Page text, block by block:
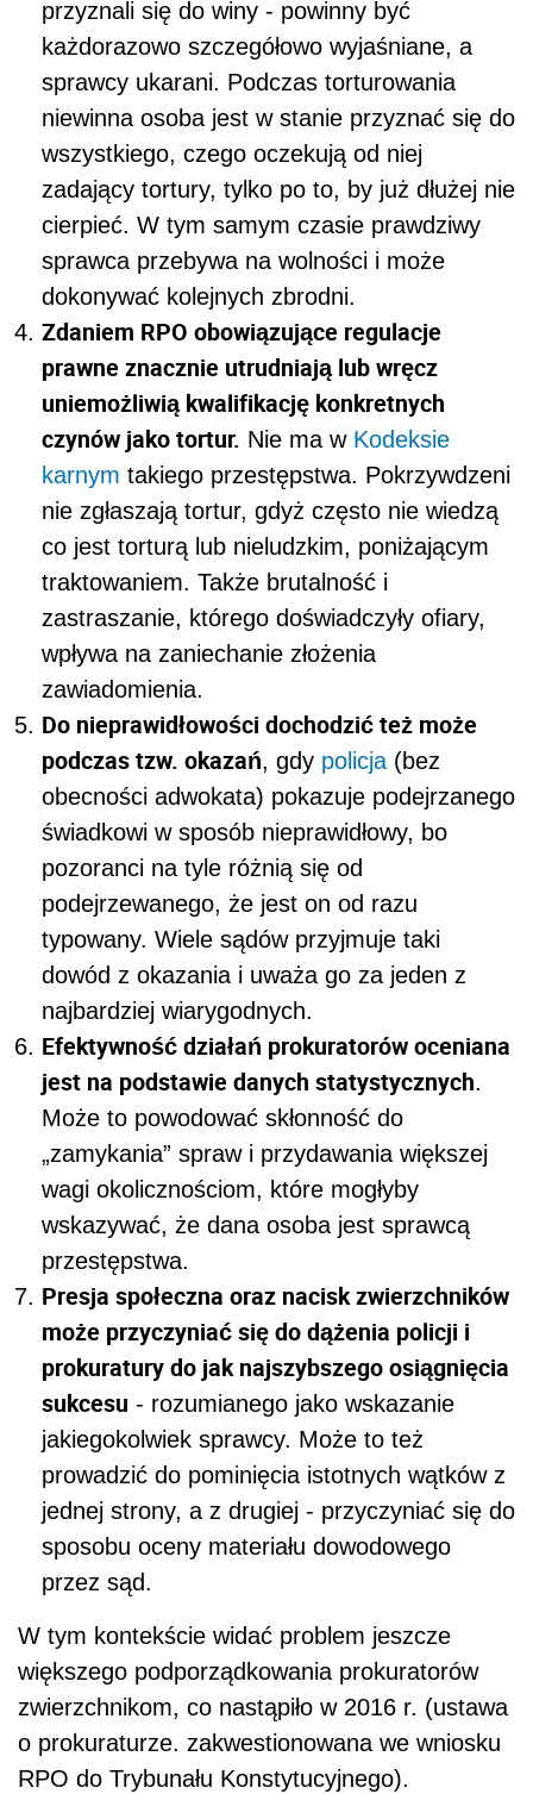
przyznali się do winy - powinny być
każdorazowo szczegółowo wyjaśniane, a
sprawcy ukarani. Podczas torturowania
niewinna osoba jest w stanie przyznać się do
wszystkiego, czego oczekują od niej
zadający tortury, tylko po to, by już dłużej nie
cierpieć. W tym samym czasie prawdziwy
sprawca przebywa na wolności i może
dokonywać kolejnych zbrodni.
Zdaniem RPO obowiązujące regulacje
prawne znacznie utrudniają lub wręcz
uniemożliwią kwalifikację konkretnych
czynów jako tortur. Nie ma w Kodeksie
karnym takiego przestępstwa. Pokrzywdzeni
nie zgłaszają tortur, gdyż często nie wiedzą
co jest torturą lub nieludzkim, poniżającym
traktowaniem. Także brutalność i
zastraszanie, którego doświadczyły ofiary,
wpływa na zaniechanie złożenia
zawiadomienia.
Do nieprawidłowości dochodzić też może
podczas tzw. okazań, gdy policja (bez
obecności adwokata) pokazuje podejrzanego
świadkowi w sposób nieprawidłowy, bo
pozoranci na tyle różnią się od
podejrzewanego, że jest on od razu
typowany. Wiele sądów przyjmuje taki
dowód z okazania i uważa go za jeden z
najbardziej wiarygodnych.
Efektywność działań prokuratorów oceniana
jest na podstawie danych statystycznych.
Może to powodować skłonność do
„zamykania” spraw i przydawania większej
wagi okolicznościom, które mogłyby
wskazywać, że dana osoba jest sprawcą
przestępstwa.
Presja społeczna oraz nacisk zwierzchników
może przyczyniać się do dążenia policji i
prokuratury do jak najszybszego osiągnięcia
sukcesu - rozumianego jako wskazanie
jakiegokolwiek sprawcy. Może to też
prowadzić do pominięcia istotnych wątków z
jednej strony, a z drugiej - przyczyniać się do
sposobu oceny materiału dowodowego
przez sąd.
W tym kontekście widać problem jeszcze
większego podporządkowania prokuratorów
zwierzchnikom, co nastąpiło w 2016 r. (ustawa
o prokuraturze. zakwestionowana we wniosku
RPO do Trybunału Konstytucyjnego).